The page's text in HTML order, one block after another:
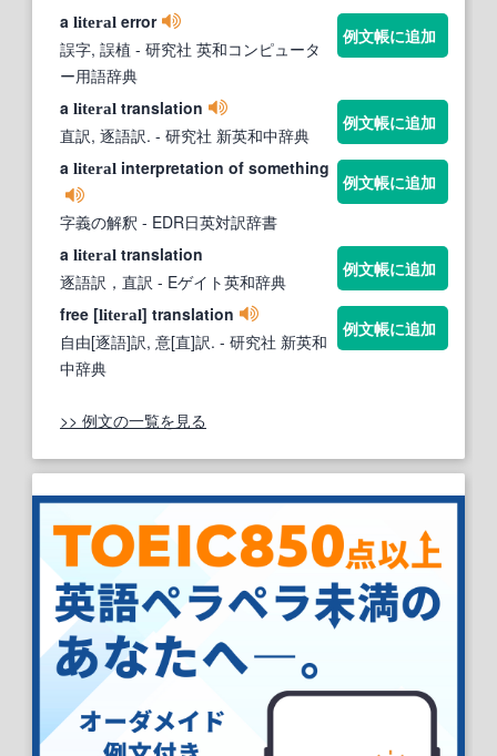
a literal error
誤字, 誤植 - 研究社 英和コンピュータ
ー用語辞典
例文帳に追加
a literal translation
直訳, 逐語訳. - 研究社 新英和中辞典
例文帳に追加
a literal interpretation of something
字義の解釈 - EDR日英対訳辞書
例文帳に追加
a literal translation
逐語訳，直訳 - Eゲイト英和辞典
例文帳に追加
free [literal] translation
自由[逐語]訳, 意[直]訳. - 研究社 新英和
中辞典
例文帳に追加
>> 例文の一覧を見る